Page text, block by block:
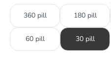
360 pill 180 pill
60 pill 30 pill